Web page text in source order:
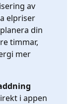
av
elpriser
din
timmar,
mer
i appen